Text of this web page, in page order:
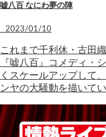
嘘八百 なにわ夢の陣
2023/01/10
これまで千利休・古田
『嘘八百』コメディ・
くスケールアップして
ンヤの大騒動を描いて